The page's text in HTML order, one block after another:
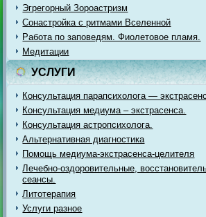
Эгрегорный Зороастризм
Сонастройка с ритмами Вселенной
Работа по заповедям. Фиолетовое пламя.
Медитации
УСЛУГИ
Консультация парапсихолога —
Консультация медиума – экстрасенса.
Консультация астропсихолога.
Альтернативная диагностика
Помощь медиума-экстрасенса-целителя
Лечебно-оздоровительные,
сеансы.
Литотерапия
Услуги разное